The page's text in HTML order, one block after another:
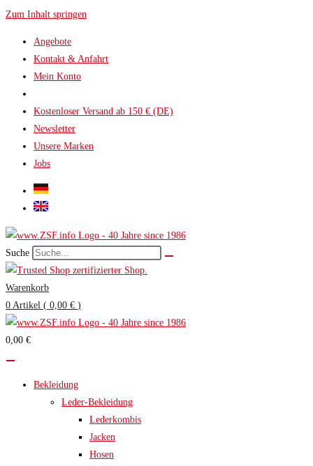
Zum Inhalt springen
Angebote
Kontakt & Anfahrt
Mein Konto
Kostenloser Versand ab 150 € (DE)
Newsletter
Unsere Marken
Jobs
Suche
Warenkorb
0 Artikel ( 0,00 € )
0,00 €
Bekleidung
Leder-Bekleidung
Lederkombis
Jacken
Hosen